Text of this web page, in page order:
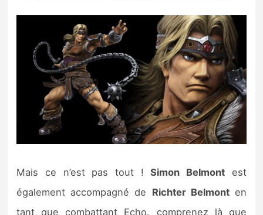
Mais ce n’est pas tout !Simon Belmont est
également accompagné de Richter Belmonten
tant que combattant Echo. comprenez là que